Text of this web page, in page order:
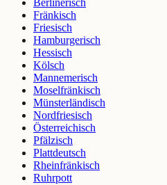
Fränkisch
Friesisch
Hamburgerisch
Hessisch
Kölsch
Mannemerisch
Moselfränkisch
Münsterländisch
Nordfriesisch
Österreichisch
Pfälzisch
Plattdeutsch
Rheinfränkisch
Ruhrpott